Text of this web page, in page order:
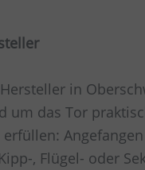
in
um das Tor
, Flügel- oder